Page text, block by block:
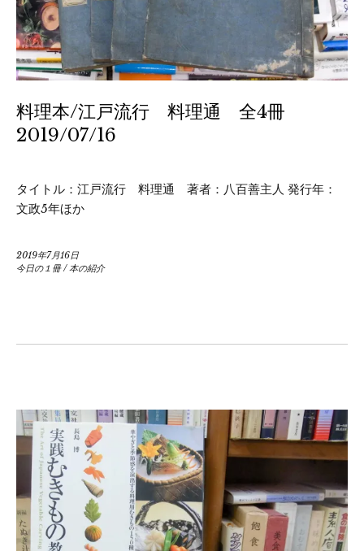
料理本/江戸流行 料理通 全4冊
2019/07/16
タイトル：江戸流行 料理通 著者：八百善主人 発行年：
文政5年ほか
2019年7月16日
今日の１冊/本の紹介